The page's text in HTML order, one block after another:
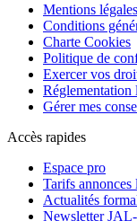
Mentions légales
Conditions
Charte Cookies
Politique de
Exercer vos
Réglementation
Gérer mes
Accès rapides
Espace pro
Tarifs annonces
Actualités
Newsletter